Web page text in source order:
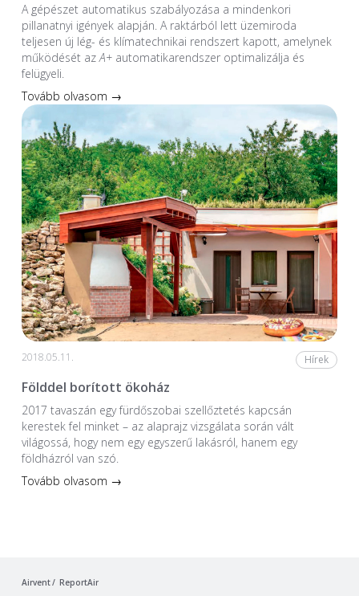
A gépészet automatikus szabályozása a mindenkori
pillanatnyi igények alapján. A raktárból lett üzemiroda
teljesen új lég- és klímatechnikai rendszert kapott, amelynek
működését az A+automatikarendszer optimalizálja és
felügyeli.
Tovább olvasom →
2018.05.11. Hírek
Földdel borított ökoház
2017 tavaszán egy fürdőszobai szellőztetés kapcsán
kerestek fel minket – az alaprajz vizsgálata során vált
világossá, hogy nem egy egyszerű lakásról, hanem egy
földházról van szó.
Tovább olvasom →
Airvent ReportAir